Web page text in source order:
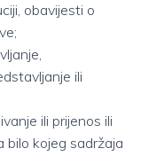
obavijesti o
ili
ili prijenos ili
bilo kojeg sadržaja